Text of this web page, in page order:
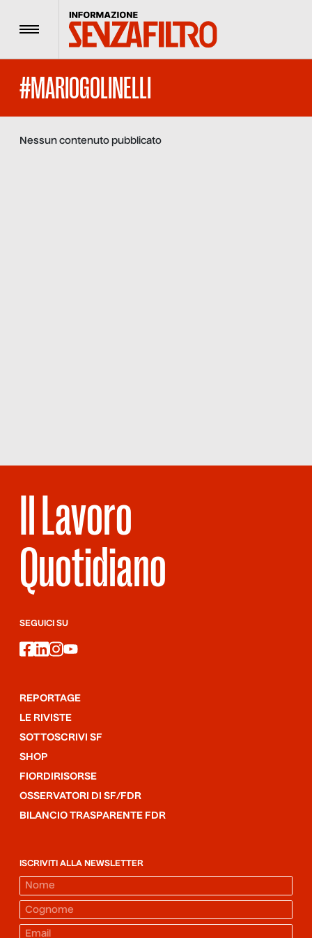
Menu
#MARIOGOLINELLI
Nessun contenuto pubblicato
Il Lavoro
Quotidiano
SEGUICI SU
facebook
linkedin
instagram
youtube
REPORTAGE
LE RIVISTE
SOTTOSCRIVI SF
SHOP
FIORDIRISORSE
OSSERVATORI DI SF/FDR
BILANCIO TRASPARENTE FDR
ISCRIVITI ALLA NEWSLETTER